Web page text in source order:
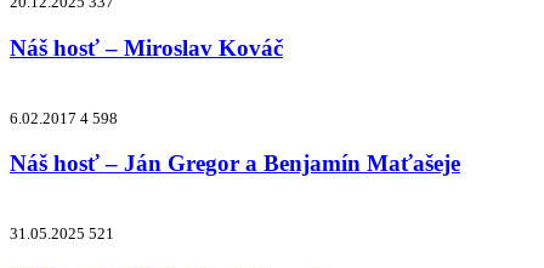
Náš hosť – Miroslav Kováč
6.02.2017 4 598
Náš hosť – Ján Gregor a Benjamín Maťašeje
31.05.2025 521